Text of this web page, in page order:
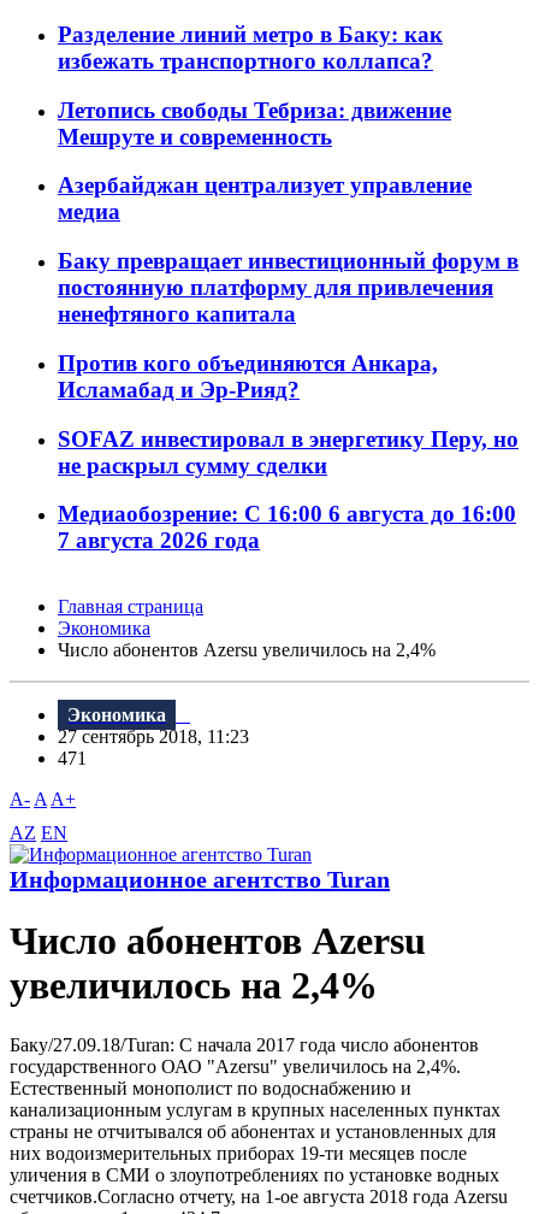
Разделение линий метро в Баку: как
избежать транспортного коллапса?
Летопись свободы Тебриза: движение
Мешруте и современность
Азербайджан централизует управление
медиа
Баку превращает инвестиционный форум в
постоянную платформу для привлечения
ненефтяного капитала
Против кого объединяются Анкара,
Исламабад и Эр-Рияд?
SOFAZ инвестировал в энергетику Перу, но
не раскрыл сумму сделки
Медиаобозрение: С 16:00 6 августа до 16:00
7 августа 2026 года
Главная страница
Экономика
Число абонентов Azersu увеличилось на 2,4%
Экономика
27 сентябрь 2018, 11:23
471
A- A A+
AZ EN
Информационное агентство Turan
Число абонентов Azersu
увеличилось на 2,4%
Баку/27.09.18/Turan: С начала 2017 года число абонентов
государственного ОАО "Azersu" увеличилось на 2,4%.
Естественный монополист по водоснабжению и
канализационным услугам в крупных населенных пунктах
страны не отчитывался об абонентах и установленных для
них водоизмерительных приборах 19-ти месяцев после
уличения в СМИ о злоупотреблениях по установке водных
счетчиков.Согласно отчету, на 1-ое августа 2018 года Azersu